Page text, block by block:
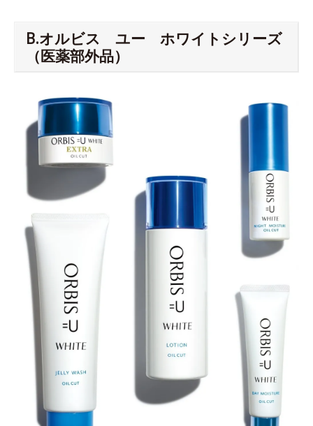
B.オルビス ユー ホワイトシリーズ
（医薬部外品）